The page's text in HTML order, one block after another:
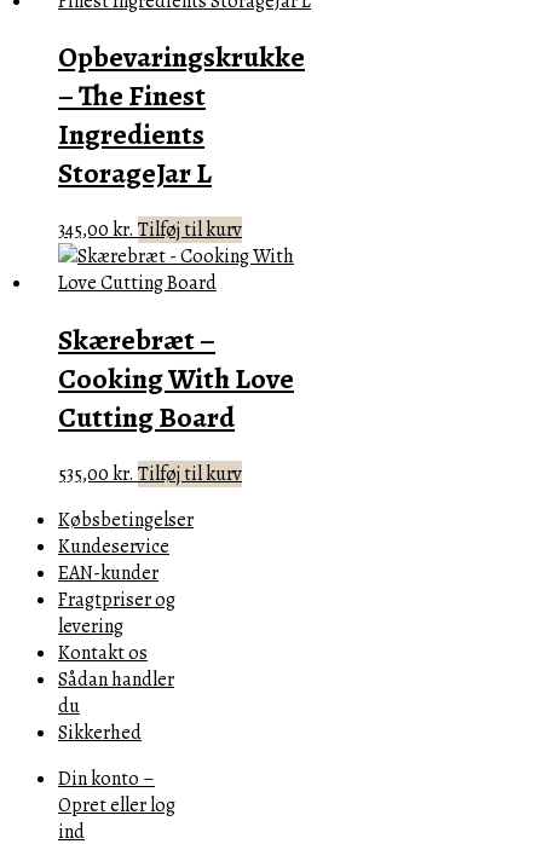
Opbevaringskrukke
– The Finest
Ingredients
StorageJar L
345,00kr. Tilføj til kurv
Skærebræt –
Cooking With Love
Cutting Board
535,00kr. Tilføj til kurv
Købsbetingelser
Kundeservice
EAN-kunder
Fragtpriser og
levering
Kontakt os
Sådan handler
du
Sikkerhed
Din konto –
Opret eller log
ind